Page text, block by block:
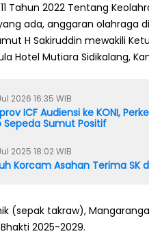
Tahun 2022 Tentang
ada, anggaran olahraga
H Sakiruddin mewakili
Hotel Mutiara Sidikalang,
2026 16:35 WIB
ICF Audiensi ke KONI,
Sepeda Sumut Positif
2025 18:02 WIB
Korcam Asahan Terima SK
(sepak takraw),
2025-2029.